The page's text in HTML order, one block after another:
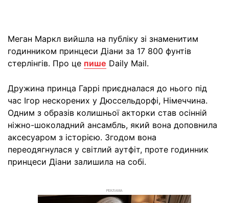
Меган Маркл вийшла на публіку зі знаменитим
годинником принцеси Діани за 17 800 фунтів
стерлінгів. Про це пише Daily Mail.
Дружина принца Гаррі приєдналася до нього під
час Ігор нескорених у Дюссельдорфі, Німеччина.
Одним з образів колишньої акторки став осінній
ніжно-шоколадний ансамбль, який вона доповнила
аксесуаром з історією. Згодом вона
переодягнулася у світлий аутфіт, проте годинник
принцеси Діани залишила на собі.
РЕКЛАМА